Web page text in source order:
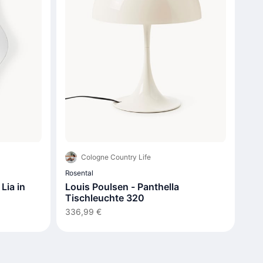
in
Cologne Country Life
Rosental
Louis Poulsen - Panthella
Tischleuchte 320
336,99 €